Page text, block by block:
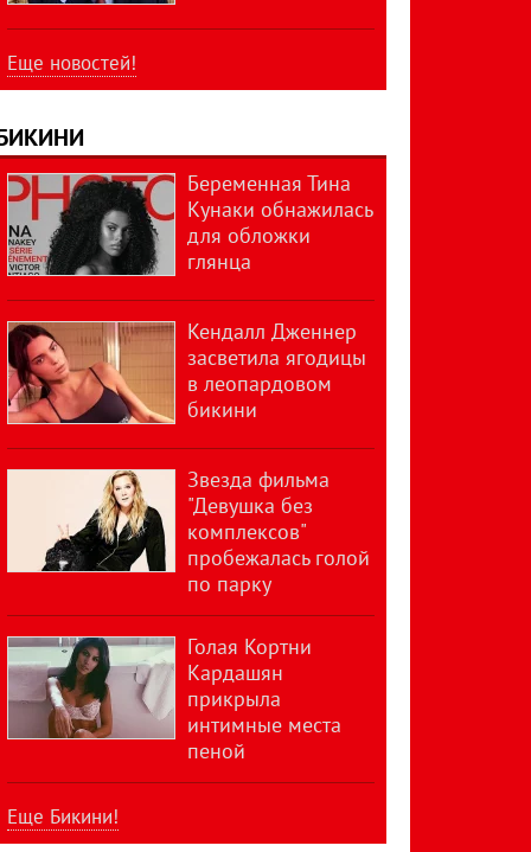
Еще новостей!
Беременная Тина
Кунаки обнажилась
для обложки
глянца
Кендалл Дженнер
засветила ягодицы
в леопардовом
бикини
Звезда фильма
"Девушка без
комплексов"
пробежалась голой
по парку
Голая Кортни
Кардашян
прикрыла
интимные места
пеной
Еще Бикини!